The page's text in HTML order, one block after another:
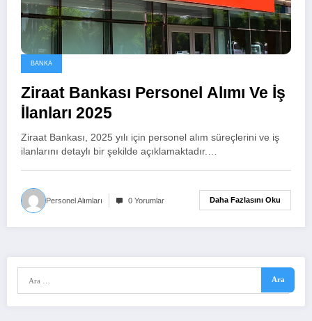
BANKA
Ziraat Bankası Personel Alımı Ve İş
İlanları 2025
Ziraat Bankası, 2025 yılı için personel alım süreçlerini ve iş
ilanlarını detaylı bir şekilde açıklamaktadır.…
Personel Alımları 0 Yorumlar Daha Fazlasını Oku